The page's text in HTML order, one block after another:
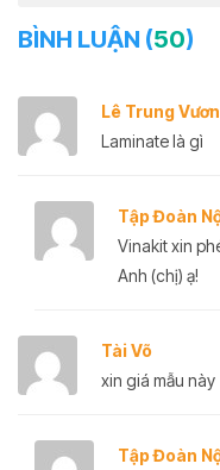
BÌNH LUẬN (50)
Lê Trung
Laminate là gì
Tập Đoàn
Vinakit xin
Anh (chị) ạ!
Tài Võ
xin giá mẫu này
Tập Đoàn